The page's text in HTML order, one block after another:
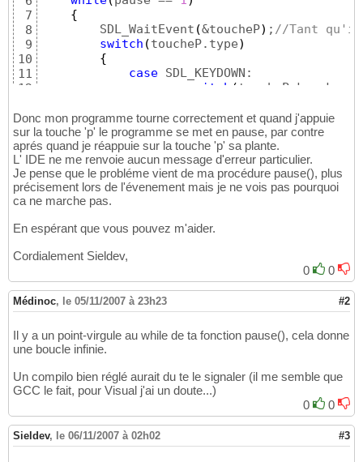
22
23
24
25
26
break;
}
7
8
9
10
11
12
14
15
16
17
18
19
20
22
23
{
        SDL_WaitEvent
(&toucheP) ; //Tant qu'il
switch (toucheP.type)
{
case SDL_KEYDOWN:
switch (
                        SDLK_p:
                            pause =
0;
break;
}
break;
}
Donc mon programme tourne correctement et quand j'appuie
sur la touche 'p' le programme se met en pause, par contre
aprés quand je réappuie sur la touche 'p' sa plante.
L' IDE ne me renvoie aucun message d'erreur particulier.
Je pense que le probléme vient de ma procédure pause(), plus
précisement lors de l'évenement mais je ne vois pas pourquoi
ca ne marche pas.
En espérant que vous pouvez m'aider.
Cordialement Sieldev,
0
0
Médinoc, le 05/11/2007 à 23h23 #2
Il y a un point-virgule au while de ta fonction pause(), cela donne
une boucle infinie.
Un compilo bien réglé aurait du te le signaler (il me semble que
GCC le fait, pour Visual j'ai un doute...)
0
0
Sieldev, le 06/11/2007 à 02h02 #3